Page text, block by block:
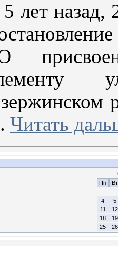
5 лет назад,
Читать
Пн
Вт
4
5
11
12
18
19
25
26